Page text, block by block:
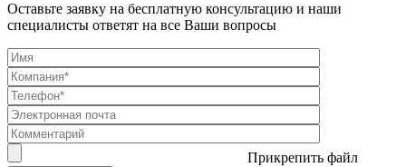
Оставьте заявку на бесплатную консультацию и наши
специалисты ответят на все Ваши вопросы
Прикрепить файл